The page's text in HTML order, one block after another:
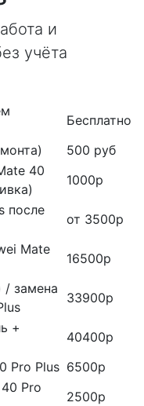
и
учёта
Бесплатно
500 руб
40
1000р
после
от 3500р
Mate
16500р
/ замена
33900р
+
40400р
Pro Plus 6500р
Pro
2500р